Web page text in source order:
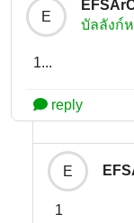
E
บัลลังก์
1...
reply
E
1